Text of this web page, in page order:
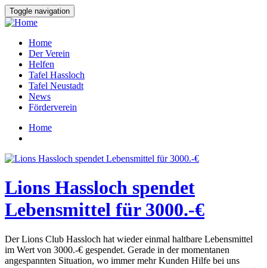
Direkt
zum
Toggle navigation
Hauptnavigation
Home
Der Verein
Helfen
Tafel Hassloch
Tafel Neustadt
News
Förderverein
Breadcrumb
Home
Lions Hassloch spendet
Lebensmittel für 3000.-€
Der Lions Club Hassloch hat wieder einmal haltbare Lebensmittel
im Wert von 3000.-€ gespendet. Gerade in der momentanen
angespannten Situation, wo immer mehr Kunden Hilfe bei uns